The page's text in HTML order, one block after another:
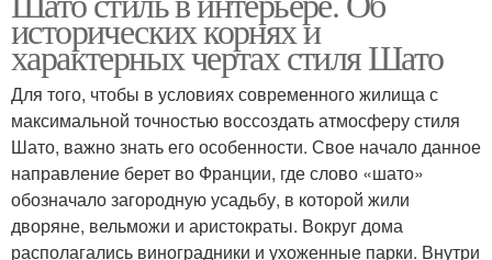
исторических корнях и
характерных чертах стиля Шато
Для того, чтобы в условиях современного жилища с
максимальной точностью воссоздать атмосферу стиля
Шато, важно знать его особенности. Свое начало данное
направление берет во Франции, где слово «шато»
обозначало загородную усадьбу, в которой жили
дворяне, вельможи и аристократы. Вокруг дома
располагались виноградники и ухоженные парки. Внутри